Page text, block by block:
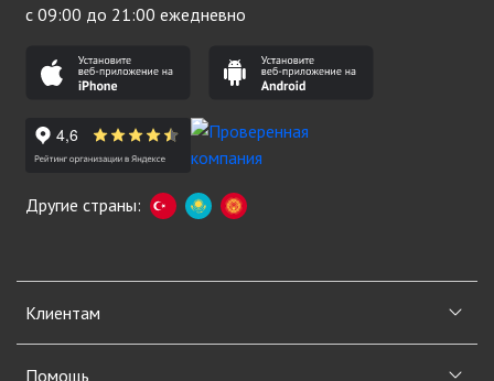
Клиентам
Помощь
с 09:00 до 21:00 ежедневно
Другие страны: